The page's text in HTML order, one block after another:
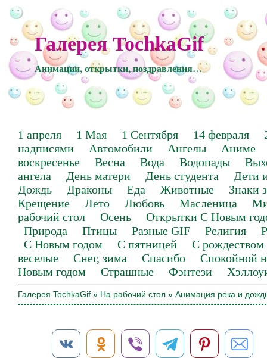
Галерея TochkaGif
Анимации, открытки, поздравления…
1 апреля 1 Мая 1 Сентября 14 февраля
надписями
Автомобили Ангелы
Аниме
воскресенье
Весна Вода Водопады
ангела
День матери День студента
Дети
Дождь
Драконы Еда Животные
Знаки
Крещение
Лето Любовь Масленица
рабочий стол
Осень
Открытки С Новым
Природа
Птицы Разные GIF Религия
С Новым годом
С пятницей
С рождеством
веселые
Снег, зима Спасибо
Спокойной
Новым годом
Страшные Фэнтези
Галерея TochkaGif » На рабочий стол » Анимация река и